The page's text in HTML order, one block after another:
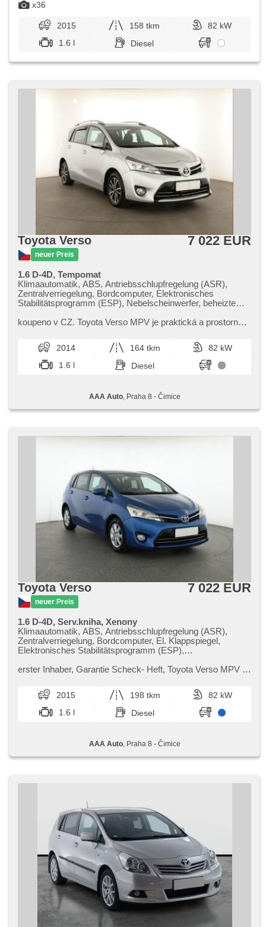
x36
2015 158 tkm
82 kW
1.6 l
Diesel
Toyota Verso
neuer Preis
7 022 EUR
1.6 D-4D, Tempomat
Klimaautomatik, ABS, Antriebsschlupfregelung (ASR),
Zentralverriegelung, Bordcomputer, Elektronisches
Stabilitätsprogramm (ESP), Nebelscheinwerfer, beheizte
Reifendrucksensor, Alarmanlage, Schalthebelschloss, El.
Dachscheibe, Autoradio, Handgetriebe
koupeno v CZ. Toyota Verso MPV je praktická a prostorná
výborný poměr...
2014 164 tkm
82 kW
1.6 l
Diesel
AAA Auto, Praha 8 - Čimice
Toyota Verso
neuer Preis
7 022 EUR
1.6 D-4D, Serv.kniha, Xenony
Klimaautomatik, ABS, Antriebsschlupfregelung (ASR),
Zentralverriegelung, Bordcomputer, El. Klappspiegel,
Elektronisches Stabilitätsprogramm (ESP),
USB, Xenonscheinwerfer, 6x Airbag, Panoramadach,
Handgetriebe
erster Inhaber,​ Garantie Scheck​- Heft,​ Toyota Verso MPV je
pohodlné ...
2015 198 tkm
82 kW
1.6 l
Diesel
AAA Auto, Praha 8 - Čimice